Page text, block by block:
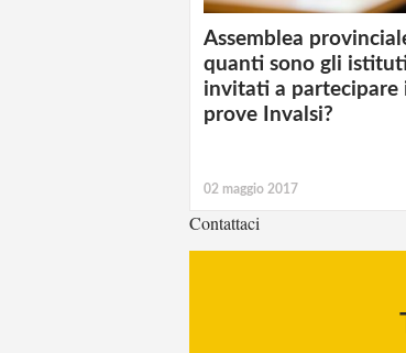
Assemblea
quanti sono gli
invitati a partecipare
prove Invalsi?
02 maggio 2017
Contattaci